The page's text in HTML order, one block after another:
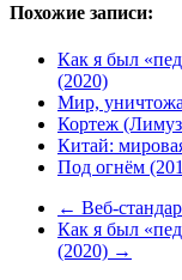
Похожие записи:
Как я был
(2020)
Мир,
Кортеж
Китай:
Под огнём
← Веб-
Как я был
(2020) →